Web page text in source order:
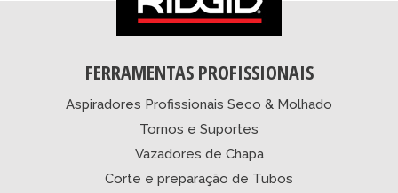
FERRAMENTAS PROFISSIONAIS
Aspiradores Profissionais Seco & Molhado
Tornos e Suportes
Vazadores de Chapa
Corte e preparação de Tubos